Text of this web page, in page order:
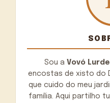
Sou a Vovó
encostas de xisto do
que cuido do meu
família. Aqui partilho